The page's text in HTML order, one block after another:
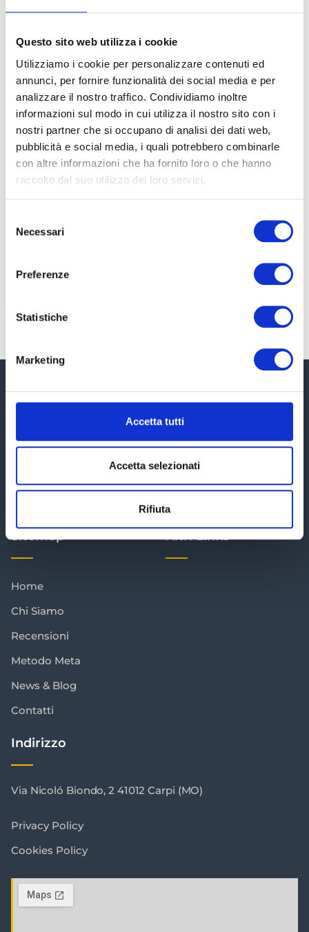
Questo sito web utilizza i cookie
Utilizziamo i cookie per personalizzare contenuti ed
annunci, per fornire funzionalità dei social media e per
analizzare il nostro traffico. Condividiamo inoltre
informazioni sul modo in cui utilizza il nostro sito con i
nostri partner che si occupano di analisi dei dati web,
pubblicità e social media, i quali potrebbero combinarle
con altre informazioni che ha fornito loro o che hanno
raccolto dal suo utilizzo dei loro servizi.
delNecessari
Preferenze
Statistiche
Marketing
Accetta tutti
Accetta selezionati
Rifiuta
Svantaggi dell’apertura di una
SRLS (SRL semplificata)
d’impresa con costi iniziali ridotti e procedure
Ti aiutiamo a districarti all'interno del labirinto fiscale al
[elfsight_whatsapp_chat id="1"]
Sitemap
Home
Chi Siamo
Recensioni
Metodo Meta
News & Blog
Contatti
Altri Links
Indirizzo
Via Nicoló Biondo, 2 41012 Carpi (MO)
Privacy Policy
Cookies Policy